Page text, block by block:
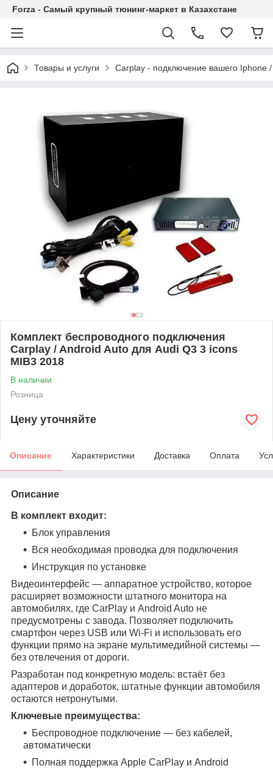
Forza - Самый крупный тюнинг-маркет в Казахстане
Товары и услуги Carplay - подключение вашего Iphone
Комплект беспроводного подключения
Carplay / Android Auto для Audi Q3 3 icons
MIB3 2018
В наличии
Розница
Цену уточняйте
Описание Характеристики Доставка Оплата
Описание
В комплект входит:
Блок управления
Вся необходимая проводка для подключения
Инструкция по установке
Видеоинтерфейс — аппаратное устройство, которое
расширяет возможности штатного монитора на
автомобилях, где CarPlay и Android Auto не
предусмотрены с завода. Позволяет подключить
смартфон через USB или Wi-Fi и использовать его
функции прямо на экране мультимедийной системы —
без отвлечения от дороги.
Разработан под конкретную модель: встаёт без
адаптеров и доработок, штатные функции автомобиля
остаются нетронутыми.
Ключевые преимущества:
Беспроводное подключение — без кабелей,
автоматически
Полная поддержка Apple CarPlay и Android